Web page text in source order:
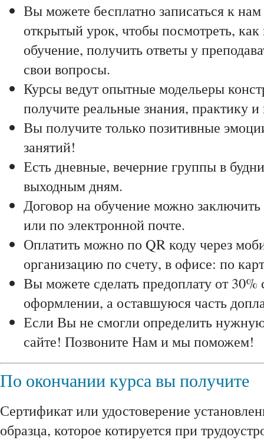
Вы можете бесплатно записаться к
открытый урок, чтобы посмотреть, как
обучение, получить ответы у
свои вопросы.
Курсы ведут опытные модельеры
получите реальные знания, практику
Вы получите только позитивные
занятий!
Есть дневные, вечерние группы в
выходным дням.
Договор на обучение можно
или по электронной почте.
Оплатить можно по QR коду через
организацию по счету, в офисе: по
Вы можете сделать предоплату от
оформлении, а оставшуюся часть
Если Вы не смогли определить
сайте! Позвоните Нам и мы поможем!
По окончании курса вы получите
Сертификат или удостоверение
образца, которое котируется при